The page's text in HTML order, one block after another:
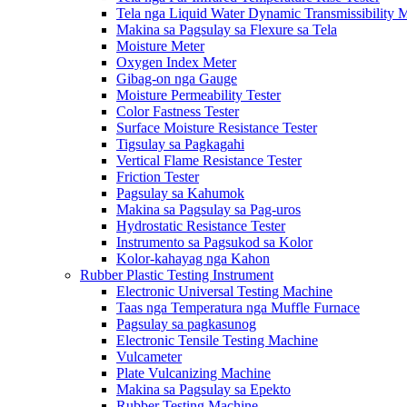
Tela nga Liquid Water Dynamic Transmissibility
Makina sa Pagsulay sa Flexure sa Tela
Moisture Meter
Oxygen Index Meter
Gibag-on nga Gauge
Moisture Permeability Tester
Color Fastness Tester
Surface Moisture Resistance Tester
Tigsulay sa Pagkagahi
Vertical Flame Resistance Tester
Friction Tester
Pagsulay sa Kahumok
Makina sa Pagsulay sa Pag-uros
Hydrostatic Resistance Tester
Instrumento sa Pagsukod sa Kolor
Kolor-kahayag nga Kahon
Rubber Plastic Testing Instrument
Electronic Universal Testing Machine
Taas nga Temperatura nga Muffle Furnace
Pagsulay sa pagkasunog
Electronic Tensile Testing Machine
Vulcameter
Plate Vulcanizing Machine
Makina sa Pagsulay sa Epekto